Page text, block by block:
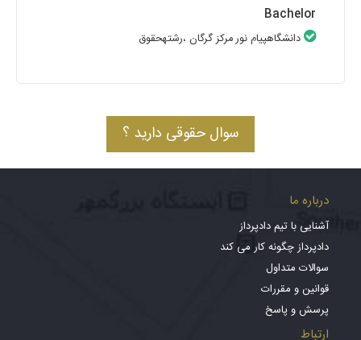
Bachelor
دانشگاهپیام نور مرکز گرگان ،رشتهحقوق
سوال حقوقی دارید ؟
درباره ما
آشنایی با تیم دادپرداز
دادپرداز چگونه کار می کند
سوالات متداول
قوانین و مقررات
پرسش و پاسخ
ارتباط